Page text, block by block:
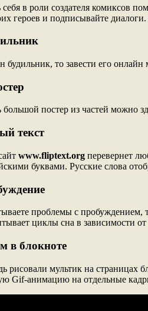
в роли создателя комиксов
героев и подписывайте диалоги.
будильник, то завести его онлайн
большой постер из частей можно
текст
www.fliptext.org перевернет
буквами. Русские слова
проблемы с пробуждением,
циклы сна в зависимости
в блокноте
рисовали мультик на страницах
Gif-анимацию на отдельные